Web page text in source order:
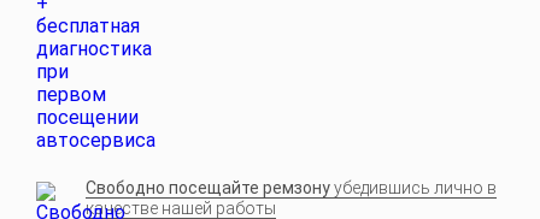
Свободно посещайте ремзонуубедившись лично в
качестве нашей работы